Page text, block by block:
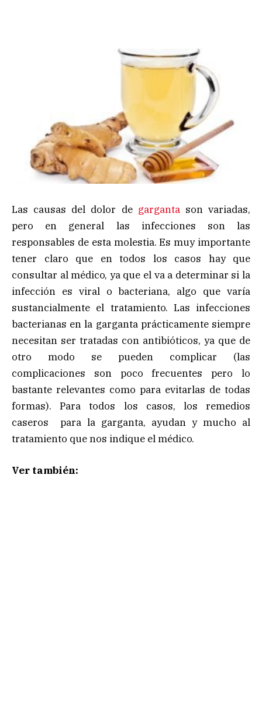
Las causas del dolor de gargantason variadas,
pero en general las infecciones son las
responsables de esta molestia. Es muy importante
tener claro que en todos los casos hay que
consultar al médico, ya que el va a determinar si la
infección es viral o bacteriana, algo que varía
sustancialmente el tratamiento. Las infecciones
bacterianas en la garganta prácticamente siempre
necesitan ser tratadas con antibióticos, ya que de
otro modo se pueden complicar (las
complicaciones son poco frecuentes pero lo
bastante relevantes como para evitarlas de todas
formas). Para todos los casos, los remedios
caseros para la garganta, ayudan y mucho al
tratamiento que nos indique el médico.
Ver también: